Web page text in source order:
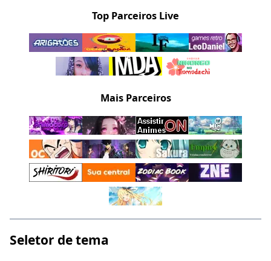
Top Parceiros Live
Mais Parceiros
Seletor de tema